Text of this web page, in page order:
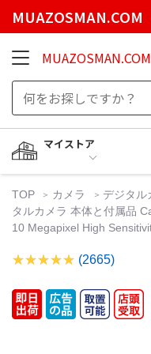
MUAZOSMAN.COM
MUAZOSMAN.COM
マイストア
TOP カメラ デジタル
タルカメラ 本体と付属品
10 Megapixel High
(2665)